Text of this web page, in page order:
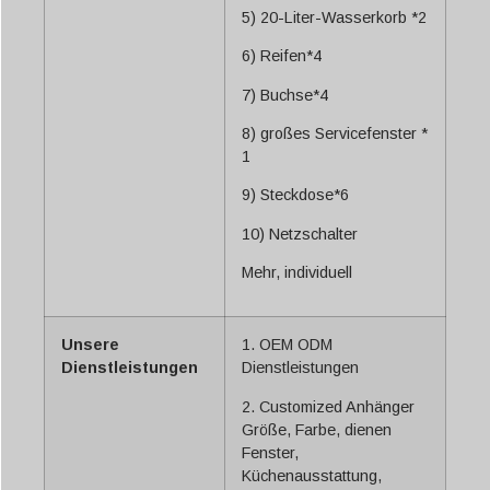
5) 20-Liter-Wasserkorb *2
6) Reifen*4
7) Buchse*4
8) großes Servicefenster *
1
9) Steckdose*6
10) Netzschalter
Mehr, individuell
Unsere
Dienstleistungen
1. OEM ODM
Dienstleistungen
2. Customized Anhänger
Größe, Farbe, dienen
Fenster,
Küchenausstattung,